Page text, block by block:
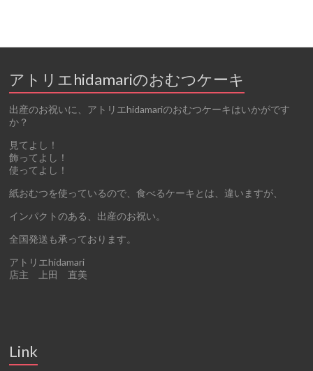
アトリエhidamariのおむつケーキ
出産のお祝いに、アトリエhidamariのおむつケーキはいかがです
か？
見てよし！
飾ってよし！
使ってよし！
紙おむつを使っているので、食べるケーキとは、違いますが、
インパクトのある、出産のお祝い。
全国発送も承っております。
アトリエhidamari
店主 上田 直美
Link